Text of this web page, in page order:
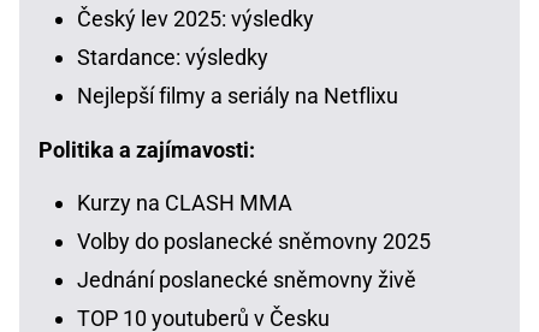
Český lev 2025: výsledky
Stardance: výsledky
Nejlepší filmy a seriály na Netflixu
Politika a zajímavosti:
Kurzy na CLASH MMA
Volby do poslanecké sněmovny 2025
Jednání poslanecké sněmovny živě
TOP 10 youtuberů v Česku